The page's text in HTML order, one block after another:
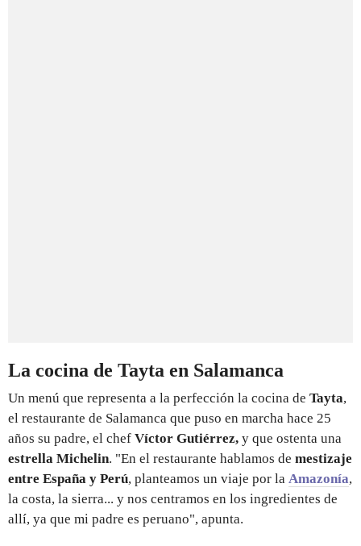
La cocina de Tayta en Salamanca
Un menú que representa a la perfección la cocina de Tayta,
el restaurante de Salamanca que puso en marcha hace 25
años su padre, el chef Víctor Gutiérrez, y que ostenta una
estrella Michelin. "En el restaurante hablamos de mestizaje
entre España y Perú, planteamos un viaje por la Amazonía,
la costa, la sierra... y nos centramos en los ingredientes de
allí, ya que mi padre es peruano", apunta.